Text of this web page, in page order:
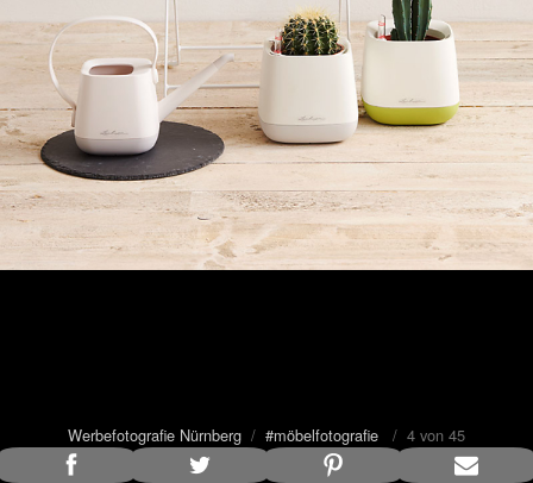
Werbefotografie Nürnberg / #möbelfotografie / 4 von 45
Bildunterschrift anzeigen